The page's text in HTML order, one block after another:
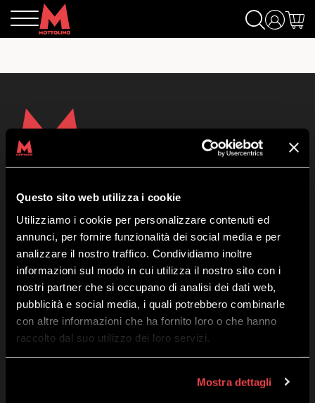
Questo sito web utilizza i cookie
Utilizziamo i cookie per personalizzare contenuti ed
annunci, per fornire funzionalità dei social media e per
analizzare il nostro traffico. Condividiamo inoltre
informazioni sul modo in cui utilizza il nostro sito con i
nostri partner che si occupano di analisi dei dati web,
pubblicità e social media, i quali potrebbero combinarle
con altre informazioni che ha fornito loro o che hanno
raccolto dal suo utilizzo dei loro servizi.
Mostra dettagli
Mottolino S.p.A.
Capitale Sociale € 8.772.000,00 – REA di Sondrio n. 41452
Copyright 2019 Mottolino S.p.A.- Sito Web:Webtek S.p.A.
Orario HQ Mottolino:08:30-18:00
Orario Cabina:
09:00-16:40
Chi Siamo